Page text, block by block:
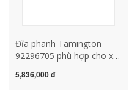
Đĩa phanh Tamington
92296705 phù hợp cho xe
2.0 Đĩa phanh bánh trước
5,836,000 đ